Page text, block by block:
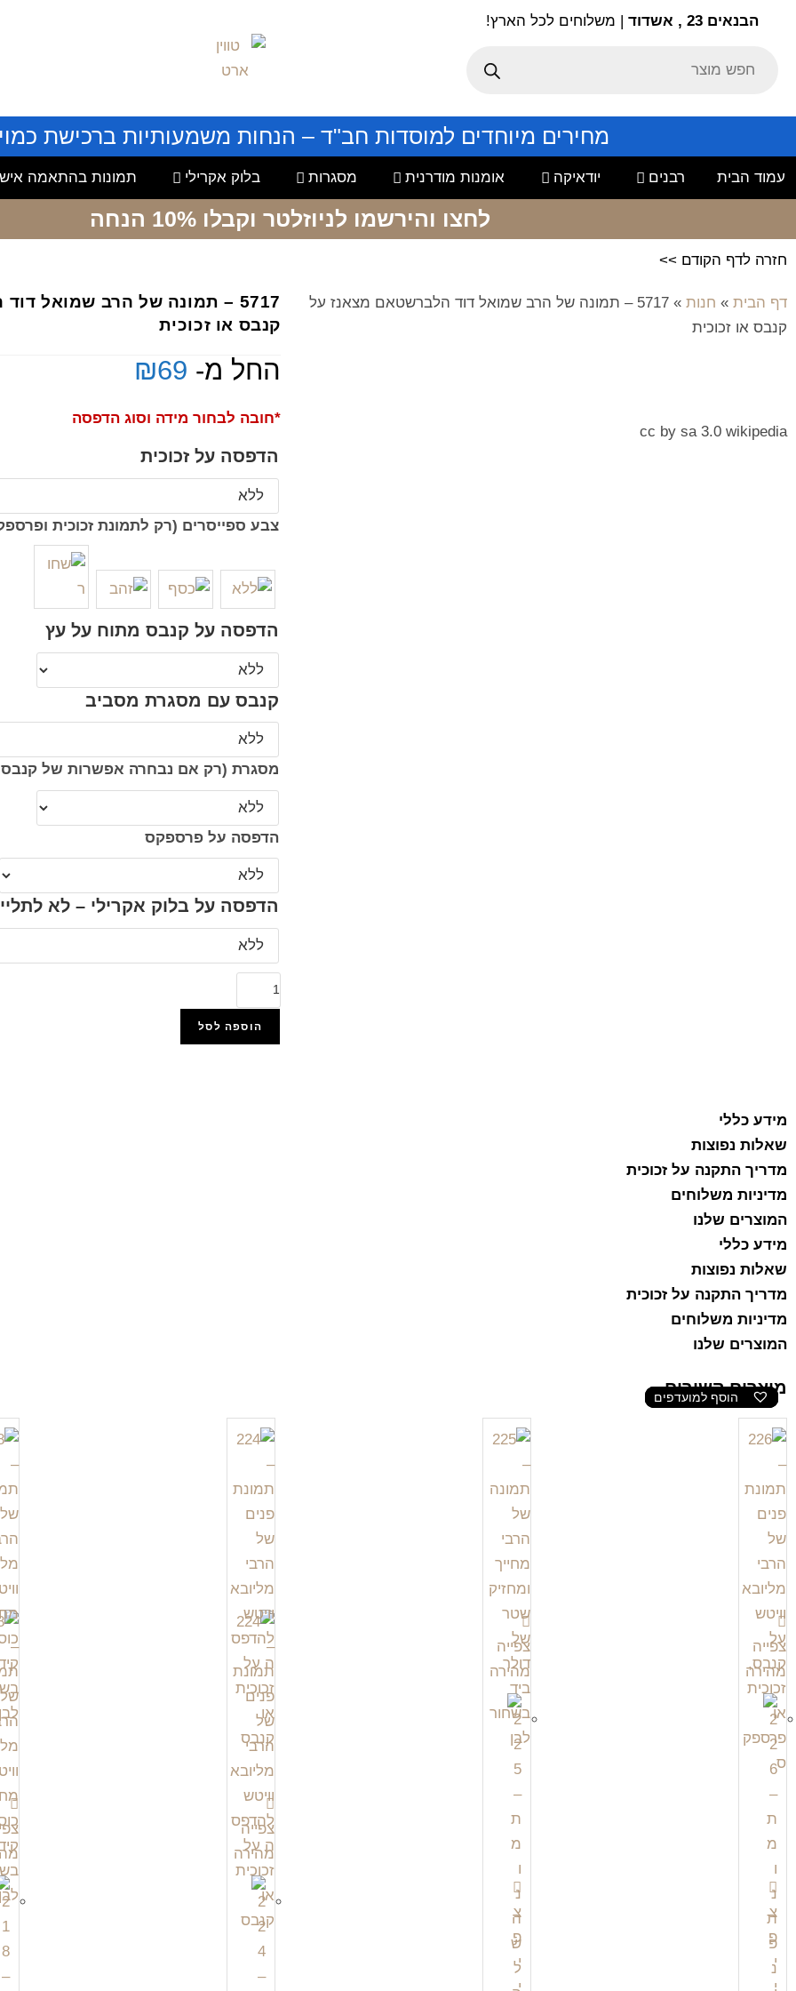
הבנאים 23 , אשדוד | משלוחים לכל הארץ!
מחירים מיוחדים למוסדות חב"ד – הנחות משמעותיות ברכישת
עמוד הבית רבנים יודאיקה אומנות מודרנית מסגרות בלוק אקרילי תמונות בהתאמה
לחצו והירשמו לניוזלטר וקבלו 10% הנחה
חזרה לדף הקודם >>
דף הבית » חנות »
5717 – תמונה של הרב שמואל דוד הלברשטאם מצאנז על
קנבס או זכוכית
cc by sa 3.0 wikipedia
5717 – תמונה של הרב שמואל
קנבס או זכוכית
החל מ- ₪69
*חובה לבחור מידה וסוג הדפסה
הדפסה על זכוכית
צבע ספייסרים (רק לתמונת זכוכית
הדפסה על קנבס מתוח על עץ
קנבס עם מסגרת מסביב
מסגרת (רק אם נבחרה אפשרות של
הדפסה על פרספקס
הדפסה על בלוק אקרילי – לא
הוספה לסל
מידע כללי
שאלות נפוצות
מדריך התקנה על זכוכית
מדיניות משלוחים
המוצרים שלנו
מידע כללי
שאלות נפוצות
מדריך התקנה על זכוכית
מדיניות משלוחים
המוצרים שלנו
מוצרים קשורים
הוסף למועדפים
צפייה
מהירה
צ
פ
י
י
הוסף למועדפים
צפייה
מהירה
צ
פ
י
י
הוסף למועדפים
צפייה
מהירה
הוסף למועדפים